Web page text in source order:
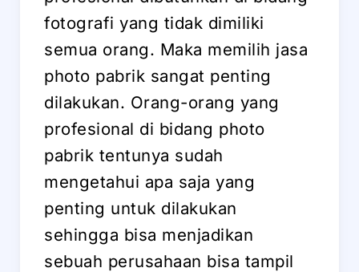
fotografi yang tidak dimiliki
semua orang. Maka memilih jasa
photo pabrik sangat penting
dilakukan. Orang-orang yang
profesional di bidang photo
pabrik tentunya sudah
mengetahui apa saja yang
penting untuk dilakukan
sehingga bisa menjadikan
sebuah perusahaan bisa tampil